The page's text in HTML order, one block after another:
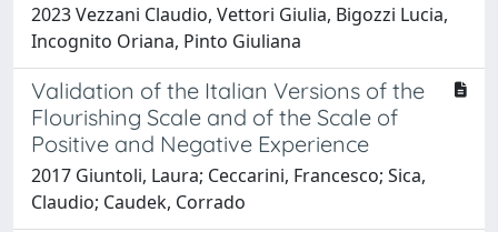
2023 Vezzani Claudio, Vettori Giulia, Bigozzi Lucia,
Incognito Oriana, Pinto Giuliana
Validation of the Italian Versions of the
Flourishing Scale and of the Scale of
Positive and Negative Experience
2017 Giuntoli, Laura; Ceccarini, Francesco; Sica,
Claudio; Caudek, Corrado